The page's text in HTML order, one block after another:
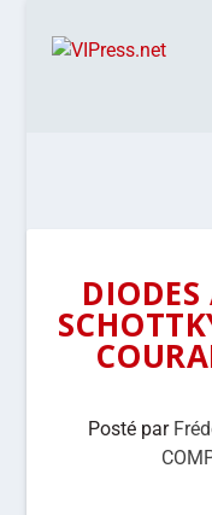
DIODES
Posté par